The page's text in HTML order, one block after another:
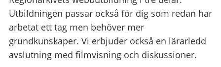
Utbildningen passar också för dig som redan har
arbetat ett tag men behöver mer
grundkunskaper. Vi erbjuder också en lärarledd
avslutning med filmvisning och diskussioner.